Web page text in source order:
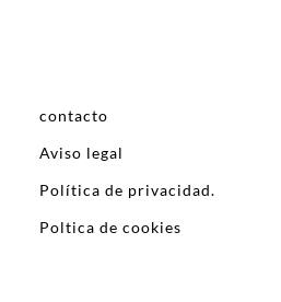
contacto
Aviso legal
Política de privacidad.
Poltica de cookies